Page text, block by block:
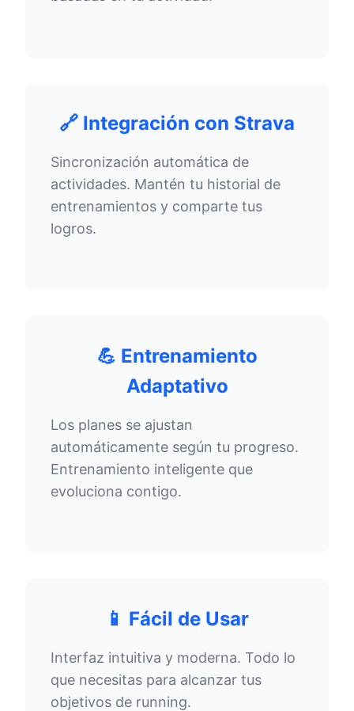
🔗 Integración con Strava
Sincronización automática de
actividades. Mantén tu historial de
entrenamientos y comparte tus
logros.
💪 Entrenamiento
Adaptativo
Los planes se ajustan
automáticamente según tu progreso.
Entrenamiento inteligente que
evoluciona contigo.
📱 Fácil de Usar
Interfaz intuitiva y moderna. Todo lo
que necesitas para alcanzar tus
objetivos de running.